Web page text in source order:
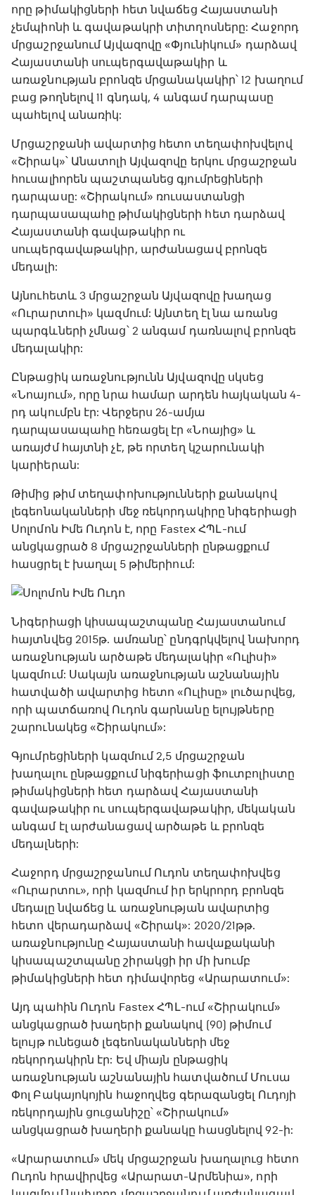
որը թիմակիցների հետ նվաճեց Հայաստանի
չեմպիոնի և գավաթակրի տիտղոսները: Հաջորդ
մրցաշրջանում Այվազովը «Փյունիկում» դարձավ
Հայաստանի սուպերգավաթակիր և
առաջնության բրոնզե մրցանակակիր՝ 12 խաղում
բաց թողնելով 11 գնդակ, 4 անգամ դարպասը
պահելով անառիկ:
Մրցաշրջանի ավարտից հետո տեղափոխվելով
«Շիրակ»՝ Անատոլի Այվազովը երկու մրցաշրջան
հուսալիորեն պաշտպանեց գյումրեցիների
դարպասը: «Շիրակում» ռուսաստանցի
դարպասապահը թիմակիցների հետ դարձավ
Հայաստանի գավաթակիր ու
սուպերգավաթակիր, արժանացավ բրոնզե
մեդալի:
Այնուհետև 3 մրցաշրջան Այվազովը խաղաց
«Ուրարտուի» կազմում: Այնտեղ էլ նա առանց
պարգևների չմնաց՝ 2 անգամ դառնալով բրոնզե
մեդալակիր:
Ընթացիկ առաջնությունն Այվազովը սկսեց
«Նոայում», որը նրա համար արդեն հայկական 4-
րդ ակումբն էր: Վերջերս 26-ամյա
դարպասապահը հեռացել էր «Նոայից» և
առայժմ հայտնի չէ, թե որտեղ կշարունակի
կարիերան:
Թիմից թիմ տեղափոխությունների քանակով
լեգեոնականների մեջ ռեկորդակիրը նիգերիացի
Սոլոմոն Իմե Ուդոն է, որը Fastex ՀՊԼ-ում
անցկացրած 8 մրցաշրջանների ընթացքում
հասցրել է խաղալ 5 թիմերիում:
Նիգերիացի կիսապաշտպանը Հայաստանում
հայտնվեց 2015թ. ամռանը՝ ընդգրկվելով նախորդ
առաջնության արծաթե մեդալակիր «Ուլիսի»
կազմում: Սակայն առաջնության աշնանային
հատվածի ավարտից հետո «Ուլիսը» լուծարվեց,
որի պատճառով Ուդոն գարնանը ելույթները
շարունակեց «Շիրակում»:
Գյումրեցիների կազմում 2,5 մրցաշրջան
խաղալու ընթացքում նիգերիացի ֆուտբոլիստը
թիմակիցների հետ դարձավ Հայաստանի
գավաթակիր ու սուպերգավաթակիր, մեկական
անգամ էլ արժանացավ արծաթե և բրոնզե
մեդալների:
Հաջորդ մրցաշրջանում Ուդոն տեղափոխվեց
«Ուրարտու», որի կազմում իր երկրորդ բրոնզե
մեդալը նվաճեց և առաջնության ավարտից
հետո վերադարձավ «Շիրակ»: 2020/21թթ.
առաջնությունը Հայաստանի հավաքականի
կիսապաշտպանը շիրակցի իր մի խումբ
թիմակիցների հետ դիմավորեց «Արարատում»:
Այդ պահին Ուդոն Fastex ՀՊԼ-ում «Շիրակում»
անցկացրած խաղերի քանակով (90) թիմում
ելույթ ունեցած լեգեոնականների մեջ
ռեկորդակիրն էր: Եվ միայն ընթացիկ
առաջնության աշնանային հատվածում Մուսա
Փոլ Բակայոկոյին հաջողվեց գերազանցել Ուդոյի
ռեկորդային ցուցանիշը՝ «Շիրակում»
անցկացրած խաղերի քանակը հասցնելով 92-ի:
«Արարատում» մեկ մրցաշրջան խաղալուց հետո
Ուդոն հրավիրվեց «Արարատ-Արմենիա», որի